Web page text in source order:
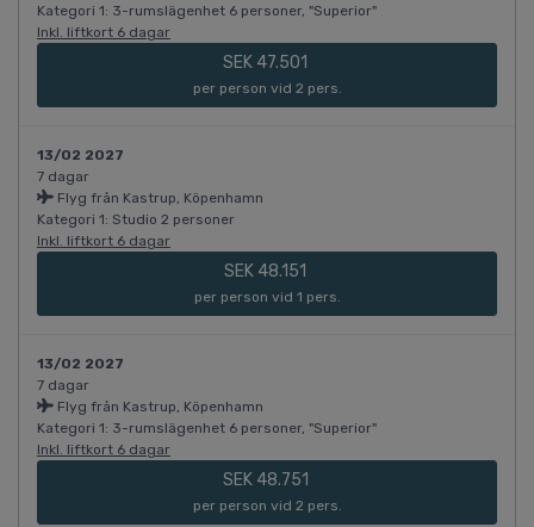
Kategori 1: 3-rumslägenhet 6 personer, "Superior"
Inkl. liftkort 6 dagar
SEK 47.501
per person vid 2 pers.
13/02 2027
7 dagar
Flyg från Kastrup, Köpenhamn
Kategori 1: Studio 2 personer
Inkl. liftkort 6 dagar
SEK 48.151
per person vid 1 pers.
13/02 2027
7 dagar
Flyg från Kastrup, Köpenhamn
Kategori 1: 3-rumslägenhet 6 personer, "Superior"
Inkl. liftkort 6 dagar
SEK 48.751
per person vid 2 pers.